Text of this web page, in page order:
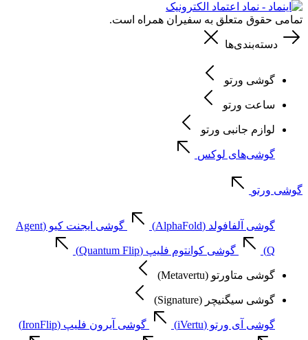
تمامی حقوق متعلق به سفیران همراه است.
دسته‌بندی‌ها
گوشی ورتو
ساعت ورتو
لوازم جانبی ورتو
گوشی‌های لوکس
گوشی ورتو
گوشی آلفافولد (AlphaFold) گوشی ایجنت کیو (Agent
Q) گوشی کوانتوم فلیپ (Quantum Flip)
گوشی متاورتو (Metavertu)
گوشی سیگنیچر (Signature)
گوشی آی ورتو (iVertu) گوشی آیرون فلیپ (IronFlip)